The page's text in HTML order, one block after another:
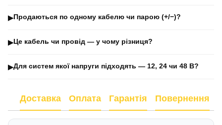
▶Продаються по одному кабелю чи парою (+/−)?
▶Це кабель чи провід — у чому різниця?
▶Для систем якої напруги підходять — 12, 24 чи 48 В?
Доставка Оплата Гарантія Повернення